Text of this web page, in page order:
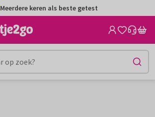
Meerdere keren als beste getest